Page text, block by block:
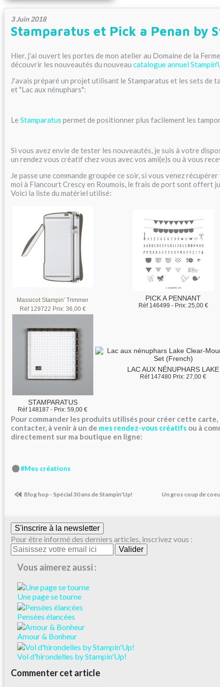
3 Juin 2018
Stamparatus et Pick a Penan by
Hier, j'ai ouvert les portes de mon atelier au Domaine de la
découvrir les nouveautés du nouveau catalogue annuel
J'avais préparé un projet utilisant le Stamparatus et les sets de
et "Lac aux nénuphars":
Le Stamparatus permet de positionner plus facilement les
Si vous avez envie de tester les nouveautés, je suis à votre
un rendez vous créatif chez vous avec vos ami(e)s ou à vous
Je passe une commande groupée ce soir, si vous venez
moi à Flancourt Crescy en Roumois, le frais de port sont offert
Voici la liste du matériel utilisé:
Massicot Stampin' Trimmer
Réf 129722 Prix: 36,00 €
PICK A PENNANT
Réf 146499 - Prix: 25,00 €
STAMPARATUS
Réf 148187 - Prix: 59,00 €
LAC AUX NÉNUPHARS LAKE
Réf 147480 Prix: 27,00 €
Pour commander les produits utilisés pour créer cette carte,
contacter, à venir à un de mes rendez-vous créatifs ou à
directement sur ma boutique en ligne:
#Mes créations
Blog hop - Spécial 30 ans de Stampin'Up! Un gros coup de
S'inscrire à la newsletter
Pour être informé des derniers articles, inscrivez vous :
Vous aimerez aussi :
Une page se tourne
Pensées élancées
Amour & Bonheur
Vol d'hirondelles by Stampin'Up!
Commenter cet article